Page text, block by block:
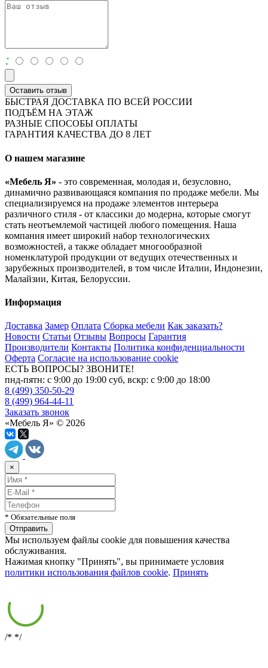
:
Оставить отзыв
БЫСТРАЯ ДОСТАВКА ПО ВСЕЙ РОССИИ
ПОДЪЁМ НА ЭТАЖ
РАЗНЫЕ СПОСОБЫ ОПЛАТЫ
ГАРАНТИЯ КАЧЕСТВА ДО 8 ЛЕТ
О нашем магазине
«Мебель Я» - это современная, молодая и, безусловно,
динамично развивающаяся компания по продаже мебели. Мы
специализируемся на продаже элементов интерьера
различного стиля - от классики до модерна, которые смогут
стать неотъемлемой частицей любого помещения. Наша
компания имеет широкий набор технологических
возможностей, а также обладает многообразной
номенклатурой продукции от ведущих отечественных и
зарубежных производителей, в том числе Италии, Индонезии,
Малайзии, Китая, Белоруссии.
Информация
Доставка Замер Оплата Сборка мебели Как заказать?
Новости Статьи Отзывы Вопросы Гарантия
Производители Контакты Политика конфиденциальности
Оферта Согласие на использование cookie
ЕСТЬ ВОПРОСЫ? ЗВОНИТЕ!
пнд-пятн: с 9:00 до 19:00 суб, вскр: с 9:00 до 18:00
8 (499) 350-50-29
8 (499) 964-44-11
Заказать звонок
«Мебель Я» © 2026
×
* Обязательные поля
Мы используем файлы cookie для повышения качества
обслуживания.
Нажимая кнопку "Принять", вы принимаете условия
политики использования файлов cookie. Принять
/* */